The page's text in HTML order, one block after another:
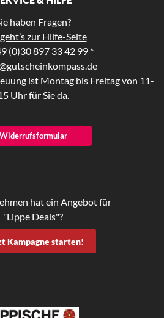
haben Fragen?
zur Hilfe-Seite
(0)30 897 33 42 99 *
ist Montag bis Freitag von 11-
Uhr für Sie da.
Widerrufsformular
hat ein Angebot für
"Lippe Deals"?
Kampagne starten!